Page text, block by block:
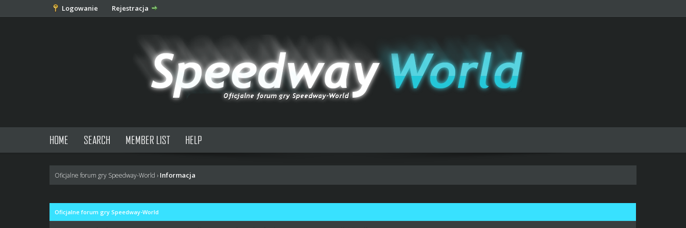
Logowanie Rejestracja
HOME SEARCH MEMBER LIST HELP
Oficjalne forum gry Speedway-World › Informacja
Oficjalne forum gry Speedway-World